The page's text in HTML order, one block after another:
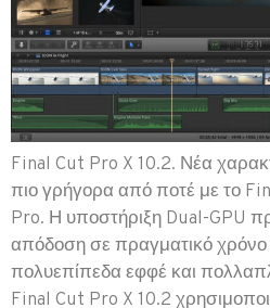
Final Cut Pro X 10.2. Νέα
πιο γρήγορα από ποτέ με το
Pro. Η υποστήριξη Dual-GPU
απόδοση σε πραγματικό χρόνο
πολυεπίπεδα εφφέ και
Final Cut Pro X 10.2